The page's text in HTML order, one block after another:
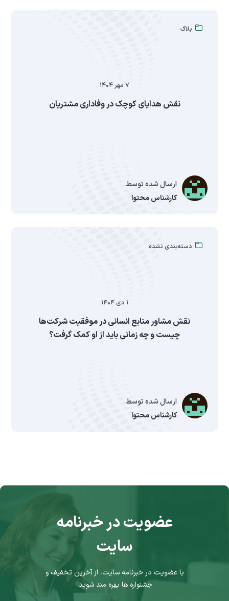
بلاگ
۷ مهر ۱۴۰۴
نقش هدایای کوچک در وفاداری مشتریان
ارسال شده توسط
کارشناس محتوا
دسته‌بندی نشده
۱ دی ۱۴۰۴
نقش مشاور منابع انسانی در موفقیت شرکت‌ها
چیست و چه زمانی باید از او کمک گرفت؟
ارسال شده توسط
کارشناس محتوا
عضویت در خبرنامه
سایت
با عضویت در خبرنامه سایت، از آخرین تخفیف و
جشنواره ها بهره مند شوید.